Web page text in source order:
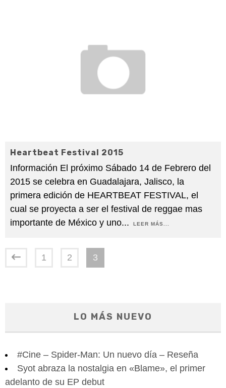
Heartbeat Festival 2015
Información El próximo Sábado 14 de Febrero del
2015 se celebra en Guadalajara, Jalisco, la
primera edición de HEARTBEAT FESTIVAL, el
cual se proyecta a ser el festival de reggae mas
importante de México y uno... LEER MÁS...
1 2 3
LO MÁS NUEVO
#Cine – Spider-Man: Un nuevo día – Reseña
Syot abraza la nostalgia en «Blame», el primer
adelanto de su EP debut